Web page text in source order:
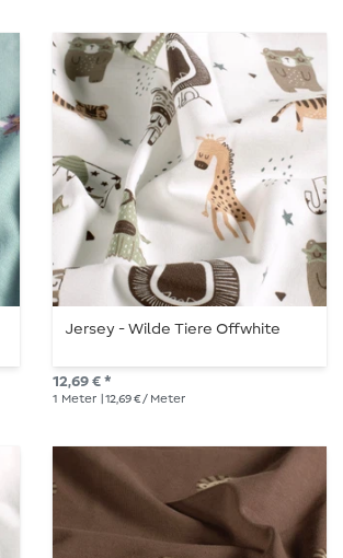
Jersey - Wilde Tiere Offwhite
12,69 € *
1 Meter | 12,69 € / Meter